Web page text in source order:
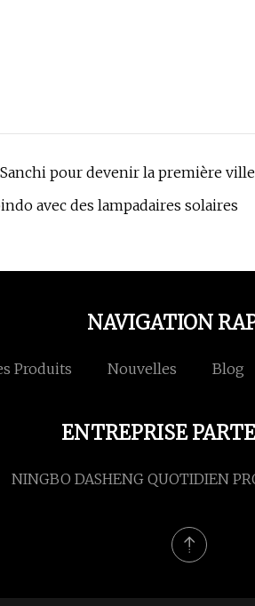
pour devenir la première
avec des lampadaires solaires
NAVIGATION
Produits Nouvelles Blog
ENTREPRISE
NINGBO DASHENG QUOTIDIEN